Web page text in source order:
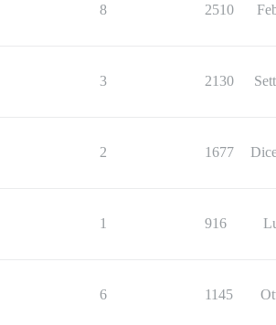
8 2510
3 2130
2 1677
1 916
6 1145